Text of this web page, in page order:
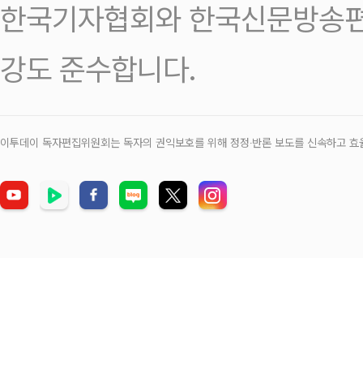
한국기자협회와 한국신문방송
강도 준수합니다.
이투데이 독자편집위원회는 독자의 권익보호를 위해 정정‧반론 보도를 신속하고